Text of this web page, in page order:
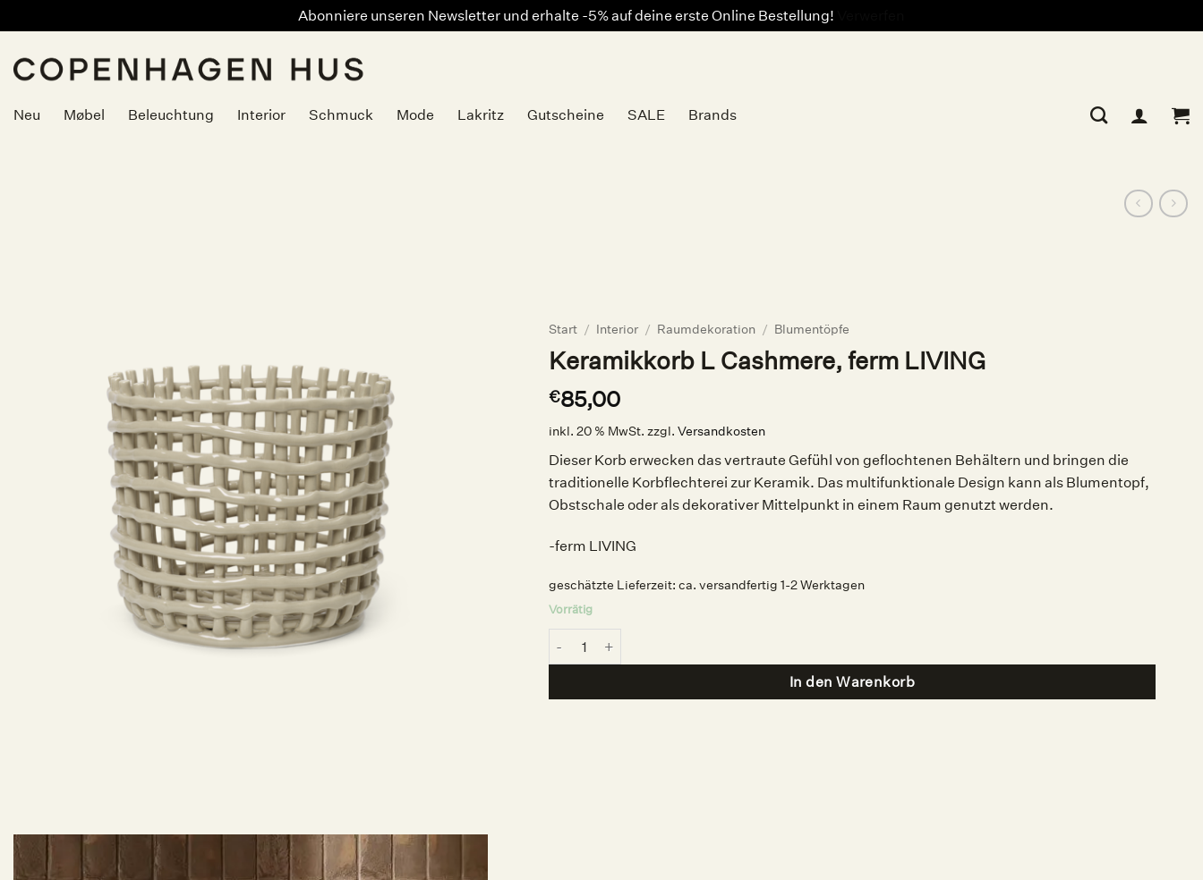
Abonniere unseren Newsletter und erhalte -5% auf deine erste Online Bestellung!
Inhalt
springen
Neu
Møbel Beleuchtung Interior Schmuck Mode Lakritz Gutscheine SALE Brands
Start / Interior / Raumdekoration / Blumentöpfe
Keramikkorb L Cashmere, ferm LIVING
€85,00
inkl. 20 % MwSt. zzgl. Versandkosten
Dieser Korb erwecken das vertraute Gefühl von geflochtenen Behältern und bringen die
traditionelle Korbflechterei zur Keramik. Das multifunktionale Design kann als Blumentopf,
Obstschale oder als dekorativer Mittelpunkt in einem Raum genutzt werden.
-ferm LIVING
geschätzte Lieferzeit: ca. versandfertig 1-2 Werktagen
Vorrätig
In den Warenkorb